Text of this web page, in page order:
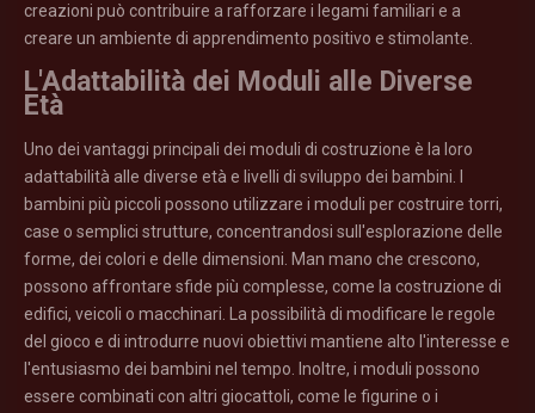
creazioni può contribuire a rafforzare i legami familiari e a
creare un ambiente di apprendimento positivo e stimolante.
L'Adattabilità dei Moduli alle Diverse
Età
Uno dei vantaggi principali dei moduli di costruzione è la loro
adattabilità alle diverse età e livelli di sviluppo dei bambini. I
bambini più piccoli possono utilizzare i moduli per costruire torri,
case o semplici strutture, concentrandosi sull'esplorazione delle
forme, dei colori e delle dimensioni. Man mano che crescono,
possono affrontare sfide più complesse, come la costruzione di
edifici, veicoli o macchinari. La possibilità di modificare le regole
del gioco e di introdurre nuovi obiettivi mantiene alto l'interesse e
l'entusiasmo dei bambini nel tempo. Inoltre, i moduli possono
essere combinati con altri giocattoli, come le figurine o i